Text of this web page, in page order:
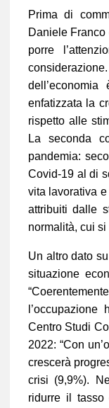
Prima di
Daniele
porre
enfatizzata la
rispetto alle
La seconda
pandemia:
Covid-19 al di
vita lavorativa
attribuiti dalle
normalità, cui
Un altro dato
situazione
Centro Studi
2022: “Con
crescerà
crisi (9,9%).
ridurre il tasso